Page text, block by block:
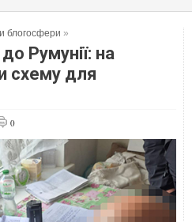
блогосфери »
Румунії: на
схему для
0